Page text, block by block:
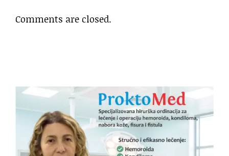
Comments are closed.